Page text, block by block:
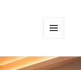
WIDGETS